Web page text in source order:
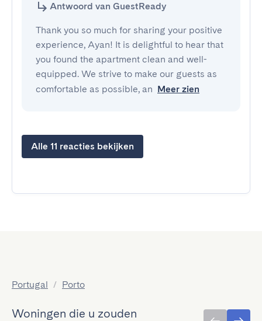
Antwoord van GuestReady
Thank you so much for sharing your positive
experience, Ayan! It is delightful to hear that
you found the apartment clean and well-
equipped. We strive to make our guests as
comfortable as possible, an Meer zien
Alle 11 reacties bekijken
Portugal / Porto
Woningen die u zouden